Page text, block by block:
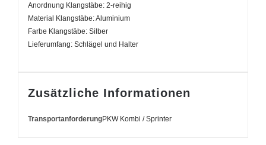
Anordnung Klangstäbe: 2-reihig
Material Klangstäbe: Aluminium
Farbe Klangstäbe: Silber
Lieferumfang: Schlägel und Halter
Zusätzliche Informationen
TransportanforderungPKW Kombi / Sprinter